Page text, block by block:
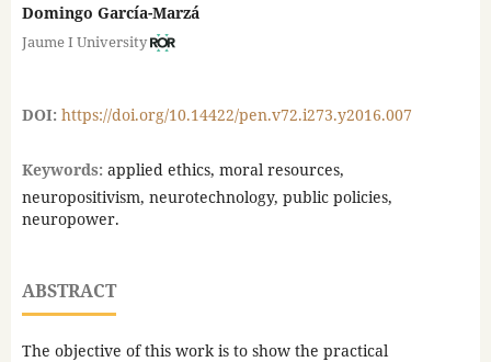
Domingo García-Marzá
Jaume I University
DOI: https://doi.org/10.14422/pen.v72.i273.y2016.007
Keywords: applied ethics, moral resources,
neuropositivism, neurotechnology, public policies,
neuropower.
ABSTRACT
The objective of this work is to show the practical